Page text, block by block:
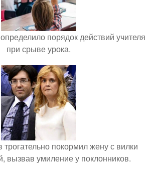
порядок действий учителя
при срыве урока.
покормил жену с вилки
вызвав умиление у поклонников.